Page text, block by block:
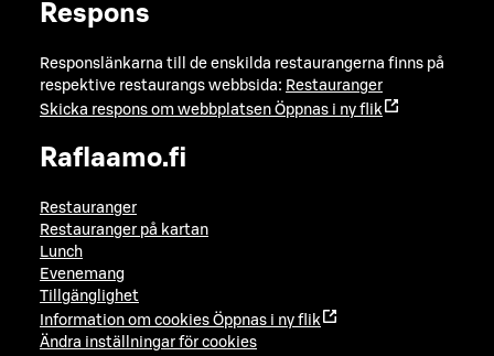
Respons
Responslänkarna till de enskilda restaurangerna finns på
respektive restaurangs webbsida: Restauranger
Skicka respons om webbplatsen Öppnas i ny flik
Raflaamo.fi
Restauranger
Restauranger på kartan
Lunch
Evenemang
Tillgänglighet
Information om cookies Öppnas i ny flik
Ändra inställningar för cookies